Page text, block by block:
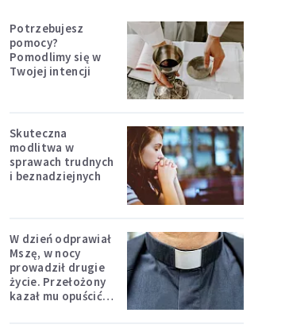
Potrzebujesz
pomocy?
Pomodlimy się w
Twojej intencji
Skuteczna
modlitwa w
sprawach trudnych
i beznadziejnych
W dzień odprawiał
Mszę, w nocy
prowadził drugie
życie. Przełożony
kazał mu opuścić